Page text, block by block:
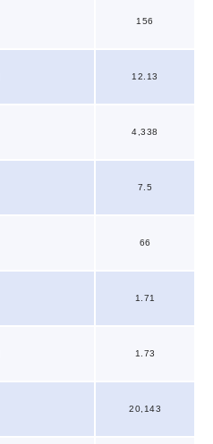
156
12.13
4,338
7.5
66
1.71
1.73
20,143